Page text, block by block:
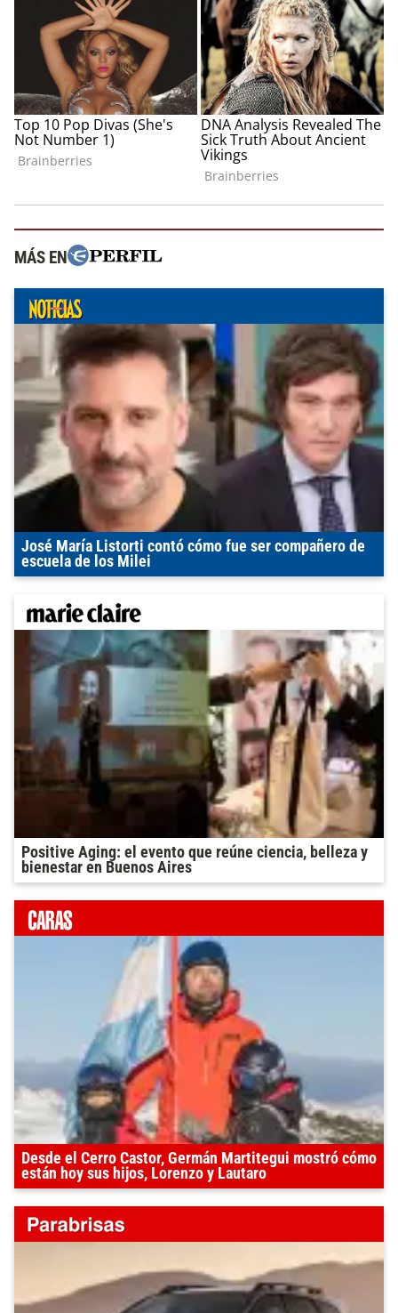
MÁS EN
José María Listorti contó cómo fue ser compañero de
escuela de los Milei
Positive Aging: el evento que reúne ciencia, belleza y
bienestar en Buenos Aires
Desde el Cerro Castor, Germán Martitegui mostró cómo
están hoy sus hijos, Lorenzo y Lautaro